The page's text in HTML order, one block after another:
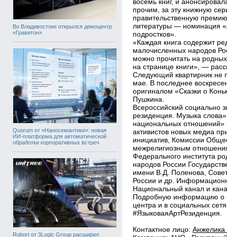
Во Владивостоке открылся демоцентр
«Гравитон»
Quorum от «Наносемантики»: новая
ИИ-платформа для автоматической
обработки корпоративных встреч
Robort от 3Logic Group расширил
прочим, за эту книжную
правительственную
литературы ― номинация
подростков».
«Каждая книга содержит
малочисленных народов
можно прочитать на
на странице книги», ―
Следующий квартирник не
мае. В последнее
оригиналом «Сказки о
Пушкина.
Всероссийский социально
резиденция. Музыка
национальных отношений»
активистов новых медиа
инициатив, Комиссии
межрелигиозным
Федерального института
народов России
имени В.Д. Поленова,
России и др.
Национальный канал и
Подробную информацию о
центра и в социальных
#ЯзыковаяАртРезиденция.
Контактное лицо: Анжелика